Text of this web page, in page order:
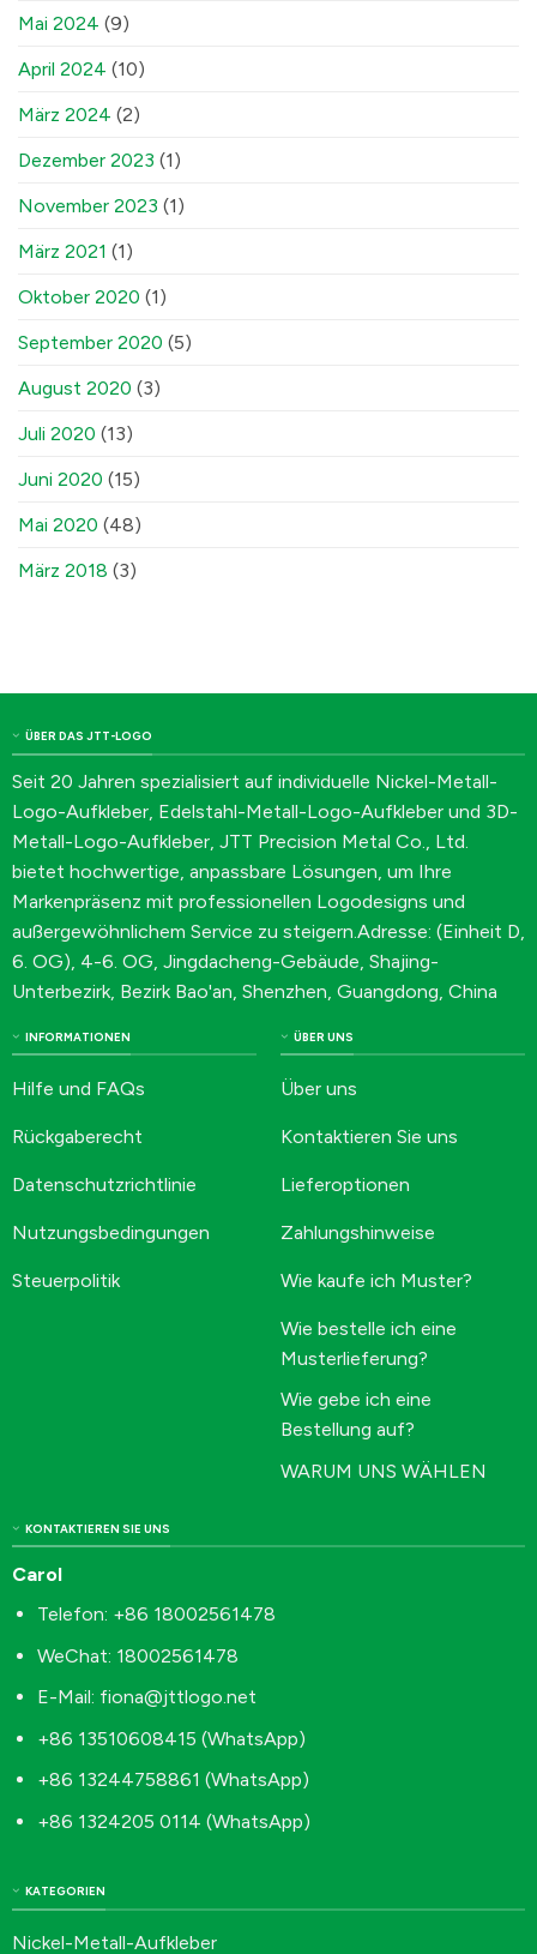
Mai 2024 (9)
April 2024 (10)
März 2024 (2)
Dezember 2023 (1)
November 2023 (1)
März 2021 (1)
Oktober 2020 (1)
September 2020 (5)
August 2020 (3)
Juli 2020 (13)
Juni 2020 (15)
Mai 2020 (48)
März 2018 (3)
ÜBER DAS JTT-LOGO
Seit 20 Jahren spezialisiert auf individuelle Nickel-Metall-
Logo-Aufkleber, Edelstahl-Metall-Logo-Aufkleber und 3D-
Metall-Logo-Aufkleber, JTT Precision Metal Co., Ltd.
bietet hochwertige, anpassbare Lösungen, um Ihre
Markenpräsenz mit professionellen Logodesigns und
außergewöhnlichem Service zu steigern.Adresse: (Einheit D,
6. OG), 4-6. OG, Jingdacheng-Gebäude, Shajing-
Unterbezirk, Bezirk Bao'an, Shenzhen, Guangdong, China
INFORMATIONEN
Hilfe und FAQs
Rückgaberecht
Datenschutzrichtlinie
Nutzungsbedingungen
Steuerpolitik
ÜBER UNS
Über uns
Kontaktieren Sie uns
Lieferoptionen
Zahlungshinweise
Wie kaufe ich Muster?
Wie bestelle ich eine
Musterlieferung?
Wie gebe ich eine
Bestellung auf?
WARUM UNS WÄHLEN
KATEGORIEN
Nickel-Metall-Aufkleber
KONTAKTIEREN SIE UNS
Carol
Telefon: +86 18002561478
WeChat: 18002561478
E-Mail: fiona@jttlogo.net
+86 13510608415 (WhatsApp)
+86 13244758861 (WhatsApp)
+86 1324205 0114 (WhatsApp)